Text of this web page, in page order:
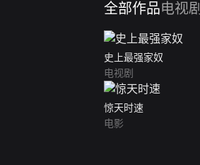
全部作品电视剧
史上最强家奴
电视剧
惊天时速
电影